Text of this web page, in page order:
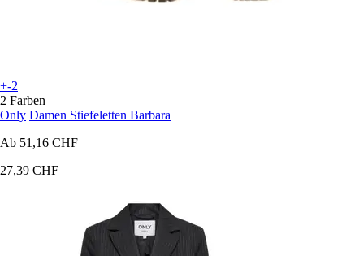
+-2
2 Farben
Only Damen Stiefeletten Barbara
Ab 51,16 CHF
27,39 CHF